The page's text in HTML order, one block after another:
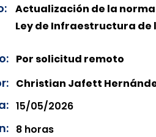
Actualización de la norma
Ley de Infraestructura de
Por solicitud remoto
Christian Jafett
15/05/2026
8 horas